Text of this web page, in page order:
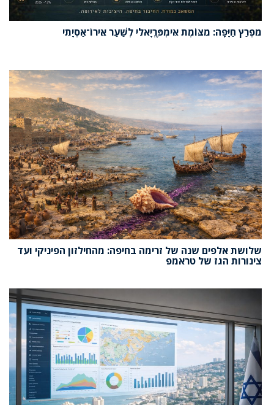
מִפְרַץ חַיָּפָה: מִצּוֹמֶת אִימְפֶּרְיָאלִי לְשַׁעַר אֵירוֹ־אַסְיָתִי
שלושת אלפים שנה של זרימה בחיפה: מהחילזון הפיניקי ועד
צינורות הגז של טראמפ